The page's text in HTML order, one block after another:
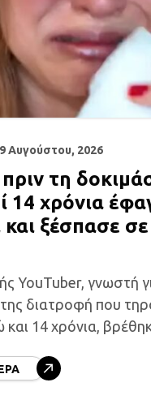
9 Αυγούστου, 2026
τη
14 χρόνια
και ξέσπασε
YouTuber, γνωστή
διατροφή που
14 χρόνια,
ξέσπασε σε